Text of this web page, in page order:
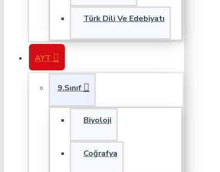
Türk Dili Ve Edebiyatı
AYT
9.Sınıf
Biyoloji
Coğrafya